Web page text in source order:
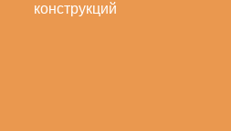
конструкций